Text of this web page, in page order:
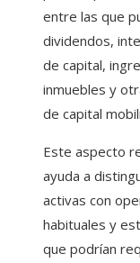
entre las que
dividendos,
de capital,
inmuebles y
de capital
Este aspecto
ayuda a
activas con
habituales y
que podrían